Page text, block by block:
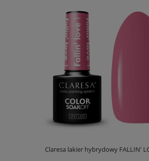
Claresa lakier hybrydowy FALLIN'